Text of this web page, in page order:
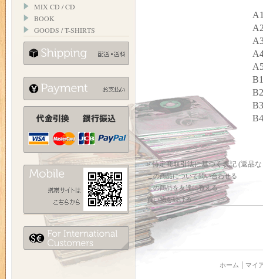
MIX CD / CD
BOOK
GOODS / T-SHIRTS
» 特定商取引法に基づく表記 (返品
この商品について問い合わせる
この商品を友達に教える
買い物を続ける
ホーム マイ